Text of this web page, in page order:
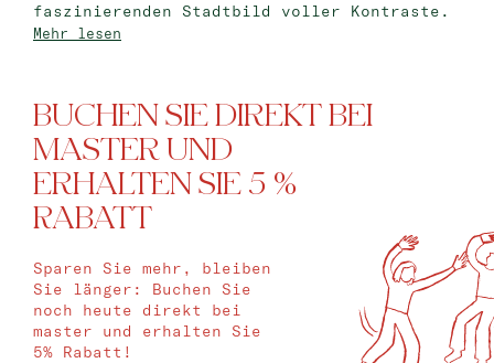
faszinierenden Stadtbild voller Kontraste.
Mehr lesen
BUCHEN SIE DIREKT BEI
MASTER UND
ERHALTEN SIE 5 %
RABATT
Sparen Sie mehr, bleiben
Sie länger: Buchen Sie
noch heute direkt bei
master und erhalten Sie
5% Rabatt!